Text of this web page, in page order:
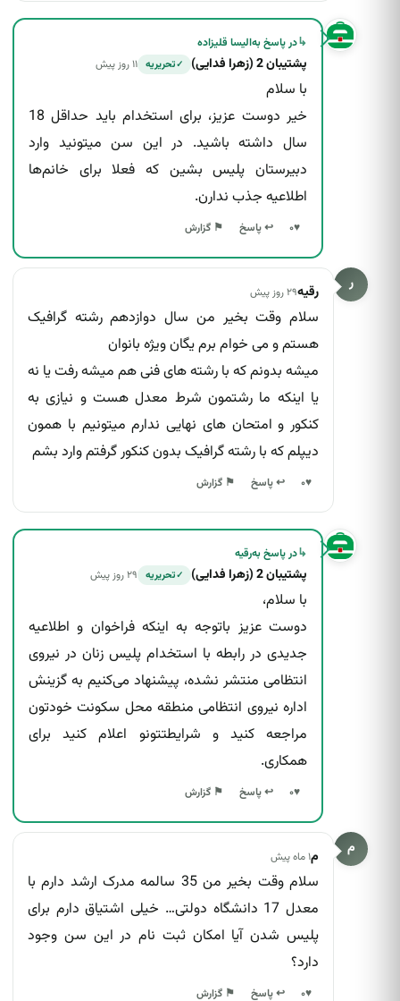
↳در پاسخ بهالیسا قلیزاده
پشتیبان 2 (زهرا فدایی) ✓تحریریه ۱۱ روز پیش
با سلام
خیر دوست عزیز، برای استخدام باید حداقل 18
سال داشته باشید. در این سن میتونید وارد
دبیرستان پلیس بشین که فعلا برای خانم‌ها
اطلاعیه جذب ندارن.
♥۰ ↩ پاسخ ⚑ گزارش
ر رقیه۲۹ روز پیش
سلام وقت بخیر من سال دوازدهم رشته گرافیک
هستم و می خوام برم یگان ویژه بانوان
میشه بدونم که با رشته های فنی هم میشه رفت یا نه
یا اینکه ما رشتمون شرط معدل هست و نیازی به
کنکور و امتحان های نهایی ندارم میتونیم با همون
دیپلم که با رشته گرافیک بدون کنکور گرفتم وارد بشم
♥۰ ↩ پاسخ ⚑ گزارش
↳در پاسخ بهرقیه
پشتیبان 2 (زهرا فدایی) ✓تحریریه ۲۹ روز پیش
با سلام،
دوست عزیز باتوجه به اینکه فراخوان و اطلاعیه
جدیدی در رابطه با استخدام پلیس زنان در نیروی
انتظامی منتشر نشده، پیشنهاد می‌کنیم به گزینش
اداره نیروی انتظامی منطقه محل سکونت خودتون
مراجعه کنید و شرایطتتونو اعلام کنید برای
همکاری.
♥۰ ↩ پاسخ ⚑ گزارش
م م۱ ماه پیش
سلام وقت بخیر من 35 سالمه مدرک ارشد دارم با
معدل 17 دانشگاه دولتی… خیلی اشتیاق دارم برای
پلیس شدن آیا امکان ثبت نام در این سن وجود
دارد؟
♥۰ ↩ پاسخ ⚑ گزارش